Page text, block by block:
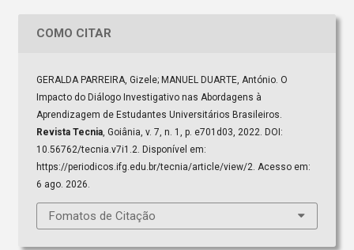
COMO CITAR
GERALDA PARREIRA, Gizele; MANUEL DUARTE, António. O
Impacto do Diálogo Investigativo nas Abordagens à
Aprendizagem de Estudantes Universitários Brasileiros.
Revista Tecnia, Goiânia, v. 7, n. 1, p. e701d03, 2022. DOI:
10.56762/tecnia.v7i1.2. Disponível em:
https://periodicos.ifg.edu.br/tecnia/article/view/2. Acesso em:
6 ago. 2026.
Fomatos de Citação